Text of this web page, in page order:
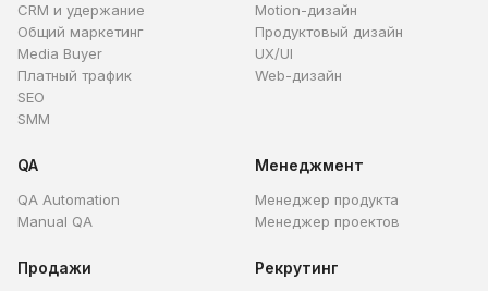
CRM и удержание
Общий маркетинг
Media Buyer
Платный трафик
SEO
SMM
Motion-дизайн
Продуктовый дизайн
UX/UI
Web-дизайн
QA
QA Automation
Manual QA
Менеджмент
Менеджер продукта
Менеджер проектов
Продажи Рекрутинг